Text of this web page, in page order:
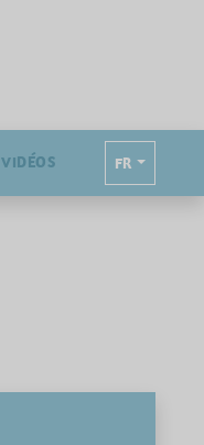
VIDÉOS FR